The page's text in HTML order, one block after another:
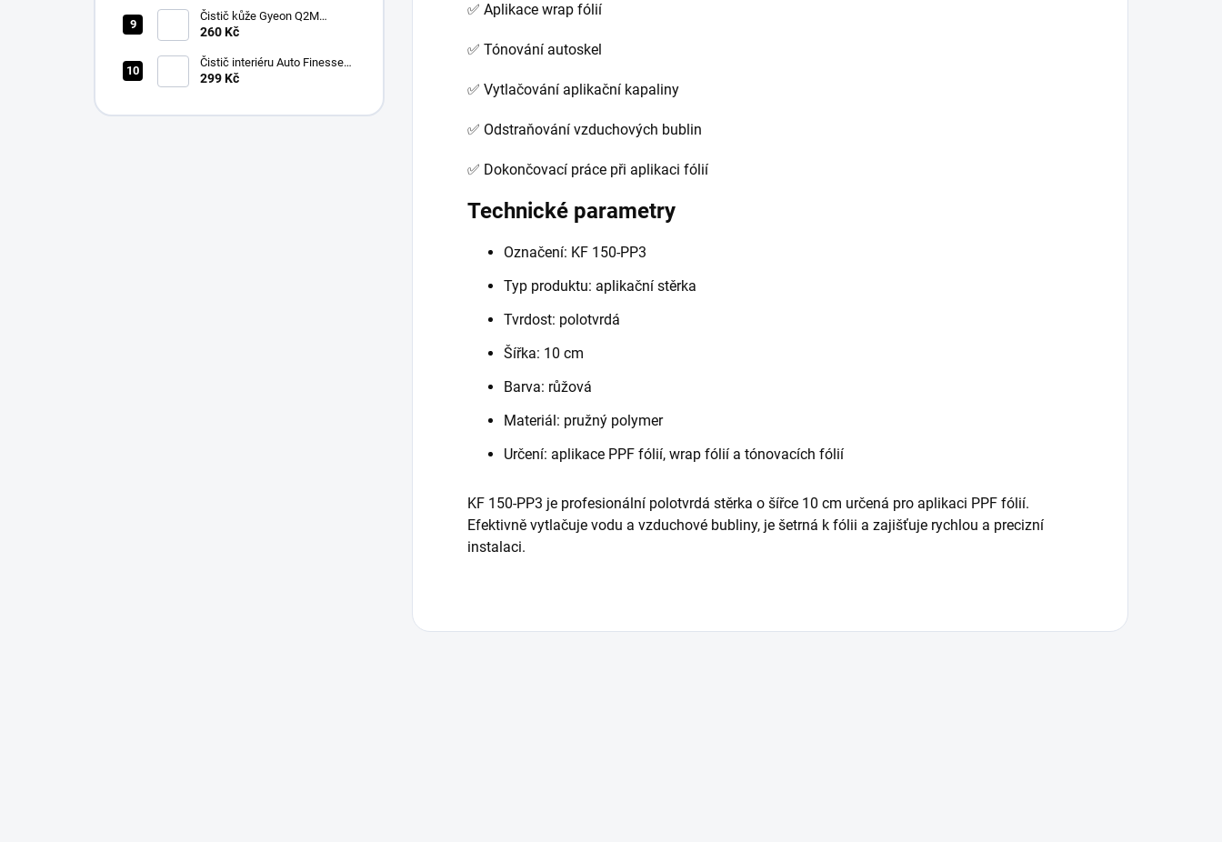
Čistič kůže Gyeon Q2M
LeatherCleaner NATURAL
260 Kč
Čistič interiéru Auto Finesse
Total Interior Cleaner (500 ml)
299 Kč
✅ Aplikace wrap fólií
✅ Tónování autoskel
✅ Vytlačování aplikační kapaliny
✅ Odstraňování vzduchových bublin
✅ Dokončovací práce při aplikaci fólií
Technické parametry
Označení: KF 150-PP3
Typ produktu: aplikační stěrka
Tvrdost: polotvrdá
Šířka: 10 cm
Barva: růžová
Materiál: pružný polymer
Určení: aplikace PPF fólií, wrap fólií a tónovacích fólií
KF 150-PP3 je profesionální polotvrdá stěrka o šířce 10 cm určená pro aplikaci PPF fólií.
Efektivně vytlačuje vodu a vzduchové bubliny, je šetrná k fólii a zajišťuje rychlou a precizní
instalaci.